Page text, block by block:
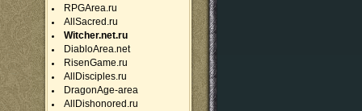
RPGArea.ru
AllSacred.ru
Witcher.net.ru
DiabloArea.net
RisenGame.ru
AllDisciples.ru
DragonAge-area
AllDishonored.ru